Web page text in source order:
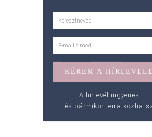
A hírlevél ingyenes,
és bármikor